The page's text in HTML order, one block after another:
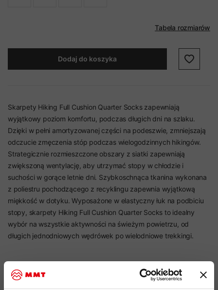
Tabela rozmiarów
Dodaj do koszyka
Skarpety Hiking Full Cushion Quarter Socks zapewniają
wyjątkowy poziom komfortu, podczas długich dni na szlaku.
Dzięki w pełni amortyzowanej części na podeszwie, zmniejszają
odczucie zmęczenia stóp podczas wielogodzinnych hikingów.
Strategicznie rozmieszczone obszary z siatki zapewniają
zwiększoną wentylację, aby utrzymać stopy w chłodzie i
suchości w gorące letnie dni. Szybkoschnąca tkanina wykonana
z poliestru pochodzącego z recyklingu zapewnia wyjątkową
miękkość w dotyku. Wyposażone w elastyczny łuk na podbiciu
stopy, skarpety Hiking Full Cushion Quarter Socks to idealny
wybór na wszystkie aktywności na świeżym powietrzu, od
długich jednodniowych wędrówek po wielodniowe trekkingi.
Najważniejsze cechy: